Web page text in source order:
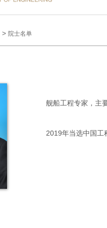
> 院士名单
舰船工程专家，主要
2019年当选中国工